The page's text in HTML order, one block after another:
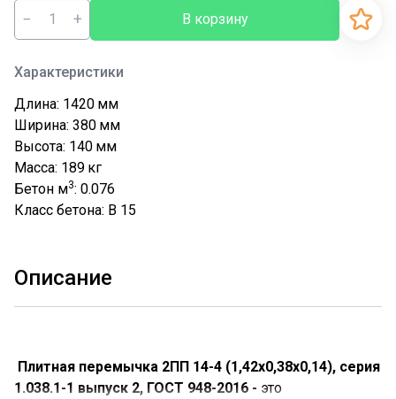
− + В корзину
Характеристики
Длина: 1420 мм
Ширина: 380 мм
Высота: 140 мм
Масса: 189 кг
Бетон м3: 0.076
Класс бетона: В 15
Описание
Плитная перемычка 2ПП 14-4 (1,42х0,38х0,14), серия
1.038.1-1 выпуск 2, ГОСТ 948-2016 - это